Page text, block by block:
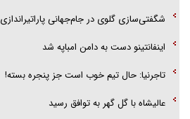
شگفتی‌سازی گلوی در جام‌جهانی پاراتیراندازی
اینفانتینو دست به دامن امباپه شد
تاجرنیا: حال تیم خوب است جز پنجره بسته!
عالیشاه با گل گهر به توافق رسید